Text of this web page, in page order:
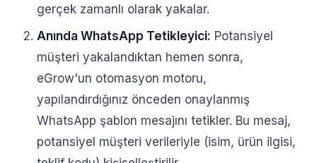
gerçek zamanlı olarak yakalar.
Anında WhatsApp Tetikleyici: Potansiyel
müşteri yakalandıktan hemen sonra,
eGrow'un otomasyon motoru,
yapılandırdığınız önceden onaylanmış
WhatsApp şablon mesajını tetikler. Bu mesaj,
potansiyel müşteri verileriyle (isim, ürün ilgisi,